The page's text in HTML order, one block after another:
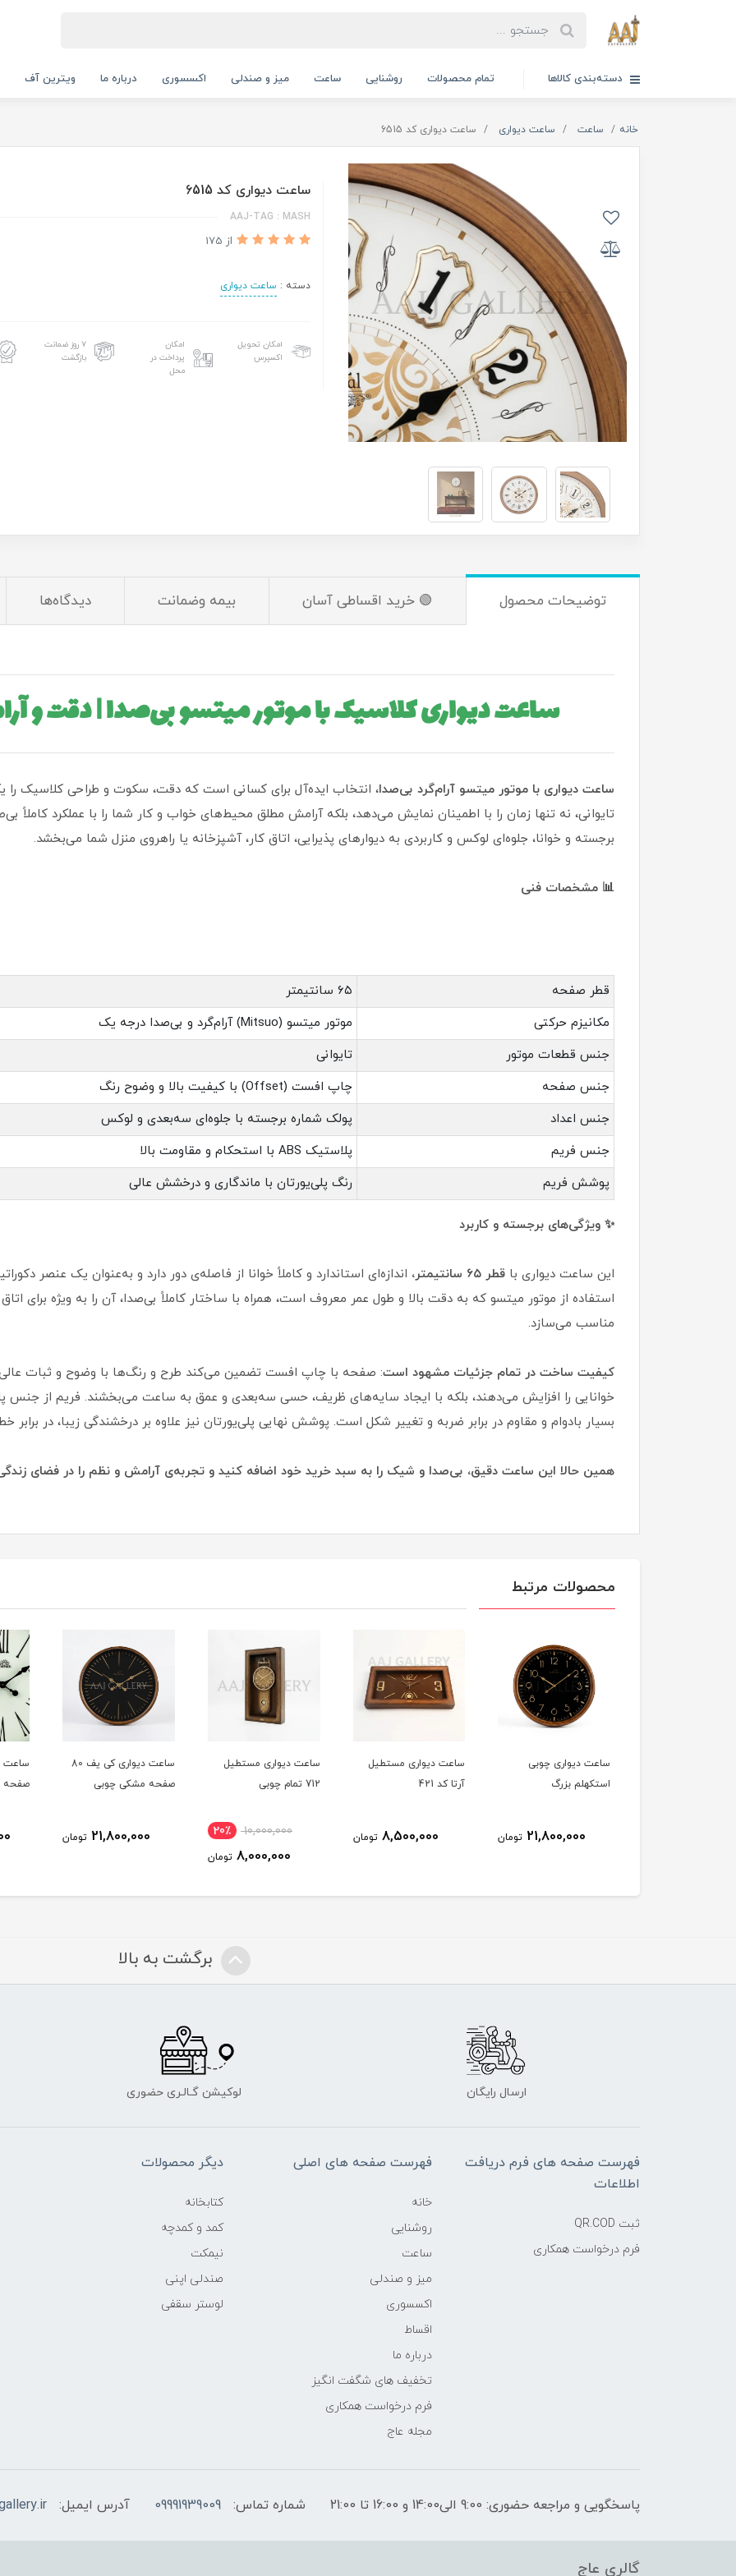
دسته‌بندی کالاها تمام محصولات روشنایی ساعت میز و صندلی اکسسوری درباره ما ویترین آف
خانه ساعت ساعت دیواری ساعت دیواری کد 6515
ساعت دیواری کد 6515
AAJ-TAG : MASH
از 175
دسته : ساعت دیواری
امکان تحویل
اکسپرس
امکان
پرداخت در
محل
۷ روز ضمانت
بازگشت
توضیحات محصول 🟢 خرید اقساطی آسان بیمه وضمانت دیدگاه‌ها
ساعت دیواری کلاسیک با موتور میتسو بی‌صدا | دقت و
ساعت دیواری با موتور میتسو آرام‌گرد بی‌صدا، انتخاب ایده‌آل برای کسانی است که دقت، سکوت و طراحی کلاسیک را
تایوانی، نه تنها زمان را با اطمینان نمایش می‌دهد، بلکه آرامش مطلق محیط‌های خواب و کار شما را با عملکرد
برجسته و خوانا، جلوه‌ای لوکس و کاربردی به دیوارهای پذیرایی، اتاق کار، آشپزخانه یا راهروی منزل شما می‌بخشد.
📊 مشخصات فنی
قطر صفحه
۶۵ سانتیمتر
مکانیزم حرکتی
موتور میتسو (Mitsuo) آرام‌گرد و بی‌صدا درجه یک
جنس قطعات موتور
تایوانی
جنس صفحه
چاپ افست (Offset) با کیفیت بالا و وضوح رنگ
جنس اعداد
پولک شماره برجسته با جلوه‌ای سه‌بعدی و لوکس
جنس فریم
پلاستیک ABS با استحکام و مقاومت بالا
پوشش فریم
رنگ پلی‌یورتان با ماندگاری و درخشش عالی
✨ ویژگی‌های برجسته و کاربرد
این ساعت دیواری با قطر ۶۵ سانتیمتر، اندازه‌ای استاندارد و کاملاً خوانا از فاصله‌ی دور دارد و به‌عنوان یک عنصر
استفاده از موتور میتسو که به دقت بالا و طول عمر معروف است، همراه با ساختار کاملاً بی‌صدا، آن را به ویژه برای اتاق
مناسب می‌سازد.
کیفیت ساخت در تمام جزئیات مشهود است: صفحه با چاپ افست تضمین می‌کند طرح و رنگ‌ها با وضوح و ثبات عالی
بسیار بادوام و مقاوم در برابر ضربه و تغییر شکل است. پوشش نهایی پلی‌یورتان نیز علاوه بر درخشندگی زیبا، در
همین حالا این ساعت دقیق، بی‌صدا و شیک را به سبد خرید خود اضافه کنید و تجربه‌ی آرامش و نظم را در فضای
محصولات مرتبط
ساعت دیواری مستطیل
آرتا کد 421
8,500,000 تومان
ساعت دیواری مستطیل
712 تمام چوبی
10,000,000 20٪
صفحه مشکی چوبی
21,800,000 تومان
صفحه سفید
25,800,000 تومان
برگشت به بالا
ارسال رایگان لوکیشن گـالـری حضوری
فهرست صفحه های فرم دریافت
اطلاعات
ثبت QR.COD
فرم درخواست همکاری
فهرست صفحه های اصلی
خانه
روشنایی
ساعت
میز و صندلی
اکسسوری
اقساط
درباره ما
تخفیف های شگفت انگیز
فرم درخواست همکاری
مجله عاج
دیگر محصولات
کتابخانه
کمد و کمدچه
نیمکت
صندلی اپنی
لوستر سقفی
پاسخگویی و مراجعه حضوری: 9:00 الی14:00 و 16:00 تا 21:00 شماره تماس: 09991939009 آدرس ایمیل:
گالری عاج